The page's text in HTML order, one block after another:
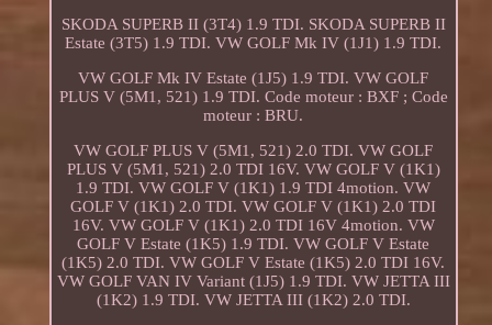
SKODA SUPERB II (3T4) 1.9 TDI. SKODA SUPERB II
Estate (3T5) 1.9 TDI. VW GOLF Mk IV (1J1) 1.9 TDI.
VW GOLF Mk IV Estate (1J5) 1.9 TDI. VW GOLF
PLUS V (5M1, 521) 1.9 TDI. Code moteur : BXF ; Code
moteur : BRU.
VW GOLF PLUS V (5M1, 521) 2.0 TDI. VW GOLF
PLUS V (5M1, 521) 2.0 TDI 16V. VW GOLF V (1K1)
1.9 TDI. VW GOLF V (1K1) 1.9 TDI 4motion. VW
GOLF V (1K1) 2.0 TDI. VW GOLF V (1K1) 2.0 TDI
16V. VW GOLF V (1K1) 2.0 TDI 16V 4motion. VW
GOLF V Estate (1K5) 1.9 TDI. VW GOLF V Estate
(1K5) 2.0 TDI. VW GOLF V Estate (1K5) 2.0 TDI 16V.
VW GOLF VAN IV Variant (1J5) 1.9 TDI. VW JETTA III
(1K2) 1.9 TDI. VW JETTA III (1K2) 2.0 TDI.